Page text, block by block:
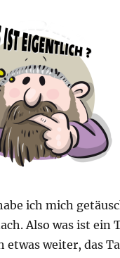
ich mich
Also was ist
etwas weiter, das